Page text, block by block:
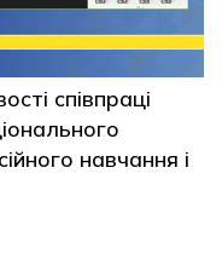
співпраці
навчання і